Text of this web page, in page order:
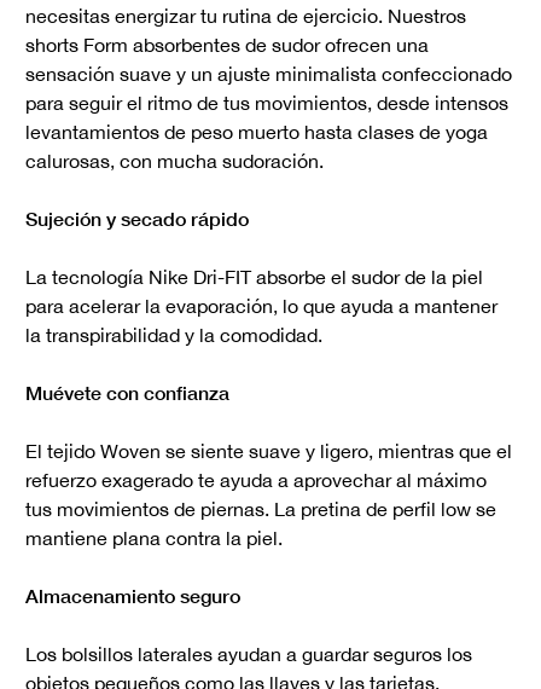
necesitas energizar tu rutina de ejercicio. Nuestros
shorts Form absorbentes de sudor ofrecen una
sensación suave y un ajuste minimalista confeccionado
para seguir el ritmo de tus movimientos, desde intensos
levantamientos de peso muerto hasta clases de yoga
calurosas, con mucha sudoración.
Sujeción y secado rápido
La tecnología Nike Dri-FIT absorbe el sudor de la piel
para acelerar la evaporación, lo que ayuda a mantener
la transpirabilidad y la comodidad.
Muévete con confianza
El tejido Woven se siente suave y ligero, mientras que el
refuerzo exagerado te ayuda a aprovechar al máximo
tus movimientos de piernas. La pretina de perfil low se
mantiene plana contra la piel.
Almacenamiento seguro
Los bolsillos laterales ayudan a guardar seguros los
objetos pequeños como las llaves y las tarjetas.